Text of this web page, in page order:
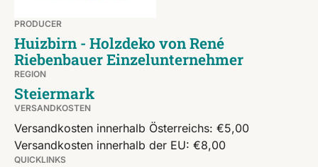
PRODUCER
Huizbirn - Holzdeko von René
Riebenbauer Einzelunternehmer
REGION
Steiermark
VERSANDKOSTEN
Versandkosten innerhalb Österreichs: €5,00
Versandkosten innerhalb der EU: €8,00
QUICKLINKS